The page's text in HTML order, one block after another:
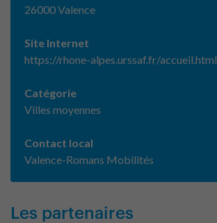
26000 Valence
Site Internet
https://rhone-alpes.urssaf.fr/accueil.html
Catégorie
Villes moyennes
Contact local
Valence-Romans Mobilités
Les partenaires